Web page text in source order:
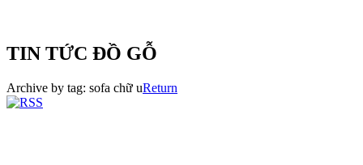
TIN TỨC ĐỒ GỖ
Archive by tag: sofa chữ uReturn